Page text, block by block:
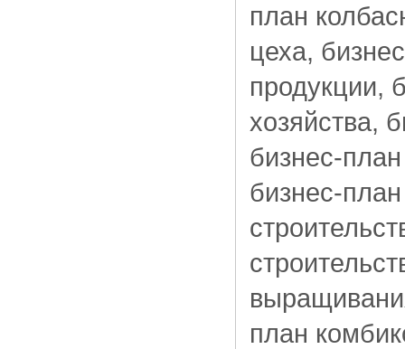
план
цеха,
продукции,
хозяйства,
бизнес-
бизнес-
план